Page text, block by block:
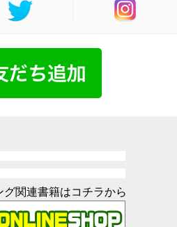
関連書籍はコチラから